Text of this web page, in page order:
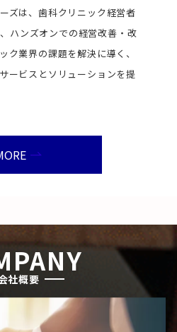
ズは、歯科クリニック経営者
ハンズオンでの経営改善・改
ク業界の課題を解決に導く、
ービスとソリューションを提
社概要